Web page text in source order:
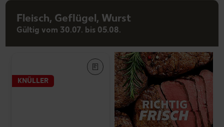
Fleisch, Geflügel, Wurst
Gültig vom 30.07. bis 05.08.
KNÜLLER